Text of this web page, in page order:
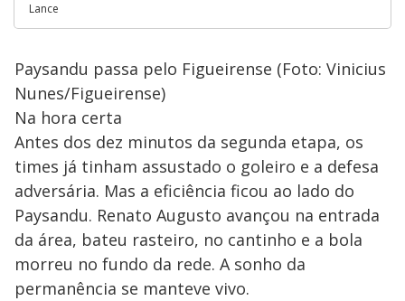
Lance
Paysandu passa pelo Figueirense (Foto: Vinicius
Nunes/Figueirense)
Na hora certa
Antes dos dez minutos da segunda etapa, os
times já tinham assustado o goleiro e a defesa
adversária. Mas a eficiência ficou ao lado do
Paysandu. Renato Augusto avançou na entrada
da área, bateu rasteiro, no cantinho e a bola
morreu no fundo da rede. A sonho da
permanência se manteve vivo.